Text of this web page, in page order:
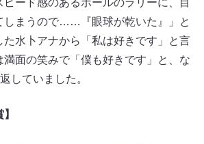
ード感のあるボールのラリーに、目
しまうので……『眼球が乾いた』」と
た水卜アナから「私は好きです」と言
満面の笑みで「僕も好きです」と、な
していました。